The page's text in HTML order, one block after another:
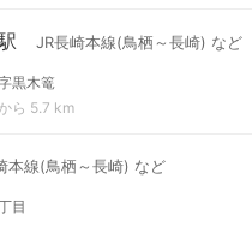
JR長崎本線(鳥栖～長崎) など
黒木篭
ら 5.7 km
本線(鳥栖～長崎) など
目